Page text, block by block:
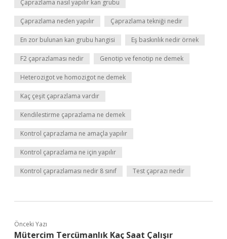
Çaprazlama nasıl yapılır kan grubu
Çaprazlama neden yapılır Çaprazlama tekniği nedir
En zor bulunan kan grubu hangisi Eş baskınlık nedir örnek
F2 çaprazlaması nedir Genotip ve fenotip ne demek
Heterozigot ve homozigot ne demek
Kaç çeşit çaprazlama vardır
Kendilestirme çaprazlama ne demek
Kontrol çaprazlama ne amaçla yapılır
Kontrol çaprazlama ne için yapılır
Kontrol çaprazlaması nedir 8 sınıf Test çaprazı nedir
Önceki Yazı
Mütercim Tercümanlık Kaç Saat Çalışır